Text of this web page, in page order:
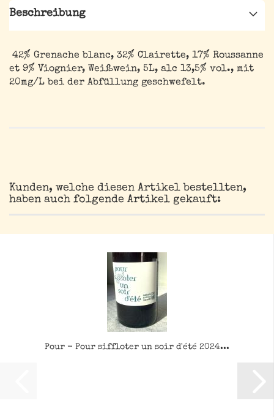
Beschreibung
42% Grenache blanc, 32% Clairette, 17% Roussanne
et 9% Viognier, Weißwein, 5L, alc 13,5% vol., mit
20mg/L bei der Abfüllung geschwefelt.
Kunden, welche diesen Artikel bestellten,
haben auch folgende Artikel gekauft:
Pour - Pour siffloter un soir d'été 2024...